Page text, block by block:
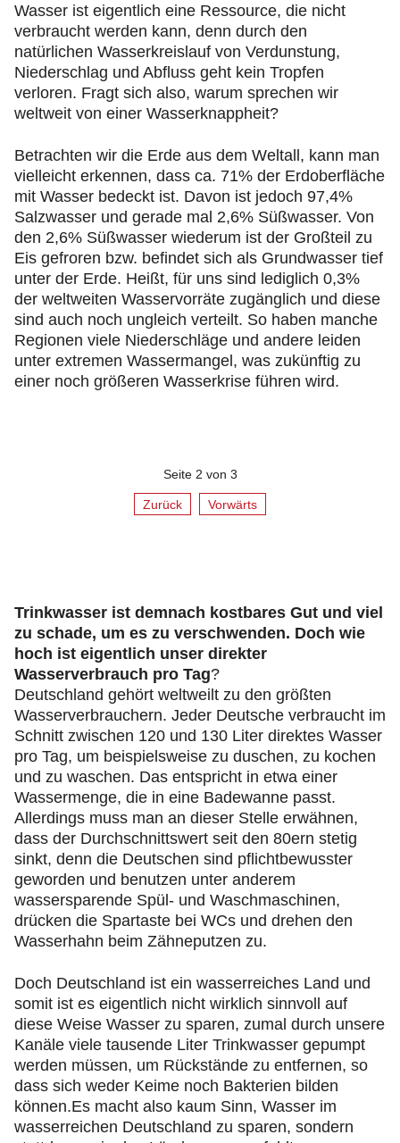
Wasser ist eigentlich eine Ressource, die nicht
verbraucht werden kann, denn durch den
natürlichen Wasserkreislauf von Verdunstung,
Niederschlag und Abfluss geht kein Tropfen
verloren. Fragt sich also, warum sprechen wir
weltweit von einer Wasserknappheit?
Betrachten wir die Erde aus dem Weltall, kann man
vielleicht erkennen, dass ca. 71% der Erdoberfläche
mit Wasser bedeckt ist. Davon ist jedoch 97,4%
Salzwasser und gerade mal 2,6% Süßwasser. Von
den 2,6% Süßwasser wiederum ist der Großteil zu
Eis gefroren bzw. befindet sich als Grundwasser tief
unter der Erde. Heißt, für uns sind lediglich 0,3%
der weltweiten Wasservorräte zugänglich und diese
sind auch noch ungleich verteilt. So haben manche
Regionen viele Niederschläge und andere leiden
unter extremen Wassermangel, was zukünftig zu
einer noch größeren Wasserkrise führen wird.
Seite 2 von 3
Zurück Vorwärts
Trinkwasser ist demnach kostbares Gut und viel
zu schade, um es zu verschwenden. Doch wie
hoch ist eigentlich unser direkter
Wasserverbrauch pro Tag?
Deutschland gehört weltweilt zu den größten
Wasserverbrauchern. Jeder Deutsche verbraucht im
Schnitt zwischen 120 und 130 Liter direktes Wasser
pro Tag, um beispielsweise zu duschen, zu kochen
und zu waschen. Das entspricht in etwa einer
Wassermenge, die in eine Badewanne passt.
Allerdings muss man an dieser Stelle erwähnen,
dass der Durchschnittswert seit den 80ern stetig
sinkt, denn die Deutschen sind pflichtbewusster
geworden und benutzen unter anderem
wassersparende Spül- und Waschmaschinen,
drücken die Spartaste bei WCs und drehen den
Wasserhahn beim Zähneputzen zu.
Doch Deutschland ist ein wasserreiches Land und
somit ist es eigentlich nicht wirklich sinnvoll auf
diese Weise Wasser zu sparen, zumal durch unsere
Kanäle viele tausende Liter Trinkwasser gepumpt
werden müssen, um Rückstände zu entfernen, so
dass sich weder Keime noch Bakterien bilden
können.Es macht also kaum Sinn, Wasser im
wasserreichen Deutschland zu sparen, sondern